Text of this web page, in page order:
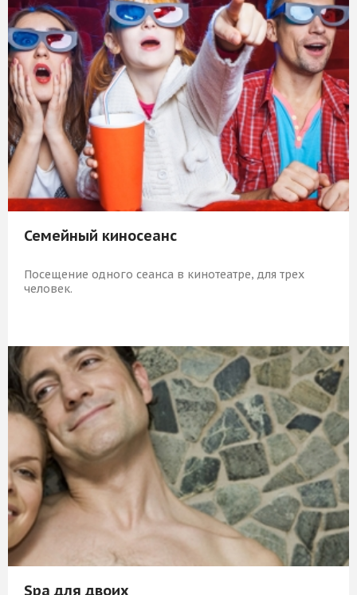
1 509 Р КУПИТЬ
Семейный киносеанс
Посещение одного сеанса в кинотеатре, для трех
человек.
1 509 Р КУПИТЬ
Spa для двоих